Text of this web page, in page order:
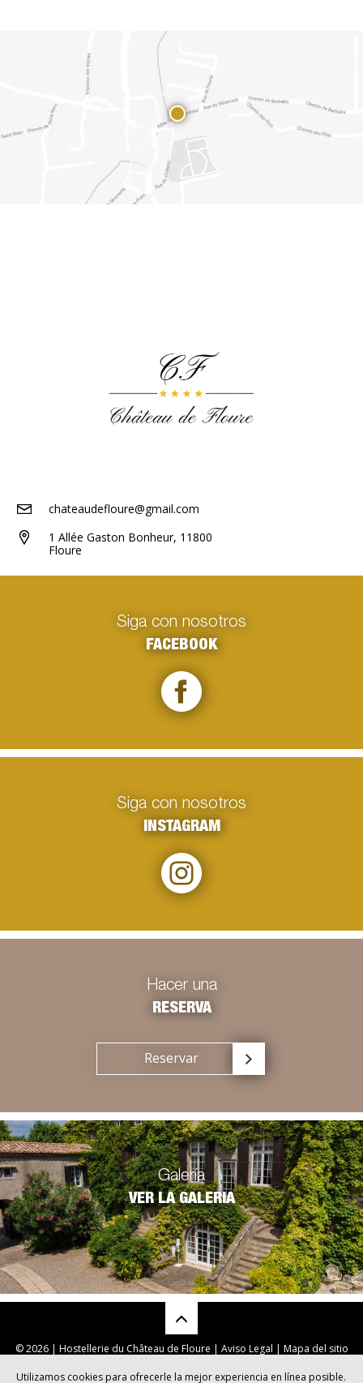
chateaudefloure@gmail.com
1 Allée Gaston Bonheur, 11800
Floure
Siga con nosotros
FACEBOOK
Siga con nosotros
INSTAGRAM
Hacer una
RESERVA
Reservar
Galería
VER LA GALERIA
© 2026 | Hostellerie du Château de Floure | Aviso Legal | Mapa del sitio
Utilizamos cookies para ofrecerle la mejor experiencia en línea posible.